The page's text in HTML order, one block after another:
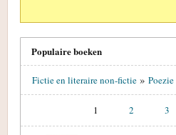
Populaire boeken
Fictie en literaire non-fictie » Poezie
1 2 3